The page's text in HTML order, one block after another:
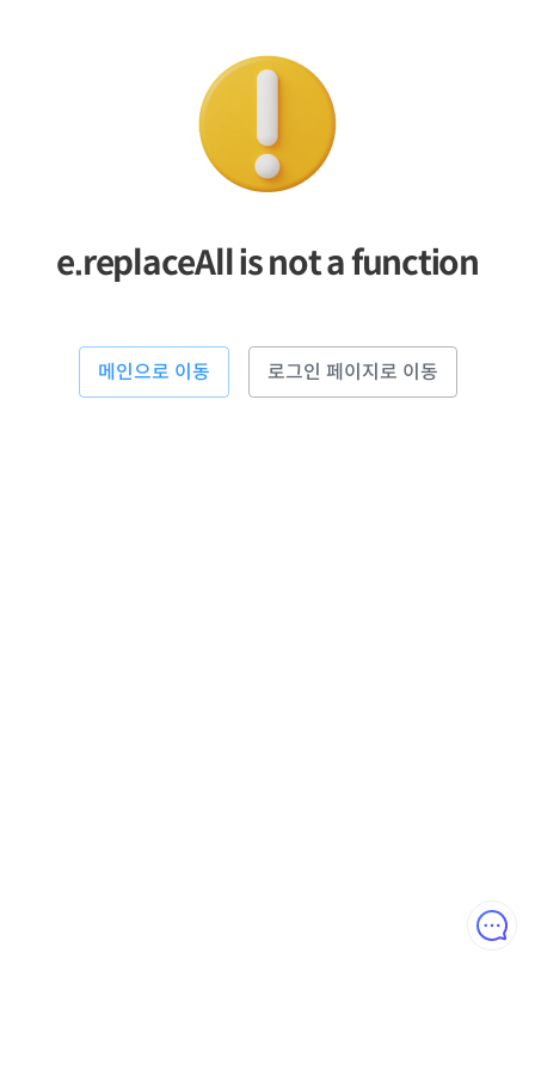
e.replaceAll is not a function
메인으로 이동 로그인 페이지로 이동